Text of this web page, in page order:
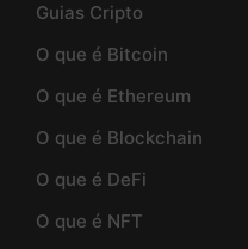
Guias Cripto
O que é Bitcoin
O que é Ethereum
O que é Blockchain
O que é DeFi
O que é NFT